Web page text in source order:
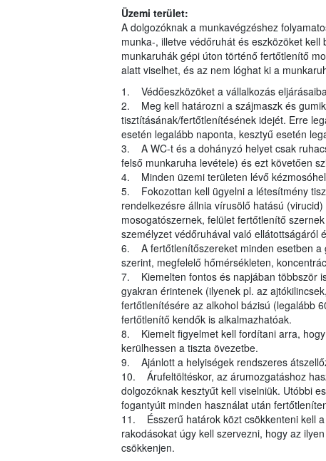
Üzemi terület:
A dolgozóknak a munkavégzéshez
munka-, illetve védőruhát és eszközöket
munkaruhák gépi úton történő fertőtlenítő
alatt viselhet, és az nem lóghat ki a
1. Védőeszközöket a vállalkozás
2. Meg kell határozni a szájmaszk és
tisztításának/fertőtlenítésének idejét. Erre
esetén legalább naponta, kesztyű esetén
3. A WC-t és a dohányzó helyet csak
felső munkaruha levétele) és ezt követően
4. Minden üzemi területen lévő
5. Fokozottan kell ügyelni a létesítmény
rendelkezésre állnia vírusölő hatású
mosogatószernek, felület fertőtlenítő
személyzet védőruhával való ellátottságáról
6. A fertőtlenítőszereket minden esetben a
szerint, megfelelő hőmérsékleten,
7. Kiemelten fontos és napjában többször
gyakran érintenek (ilyenek pl. az
fertőtlenítésére az alkohol bázisú (legalább
fertőtlenítő kendők is alkalmazhatóak.
8. Kiemelt figyelmet kell fordítani arra,
kerülhessen a tiszta övezetbe.
9. Ajánlott a helyiségek rendszeres
10. Árufeltöltéskor, az árumozgatáshoz
dolgozóknak kesztyűt kell viselniük. Utóbbi
fogantyúit minden használat után
11. Ésszerű határok közt csökkenteni kell
rakodásokat úgy kell szervezni, hogy az
csökkenjen.